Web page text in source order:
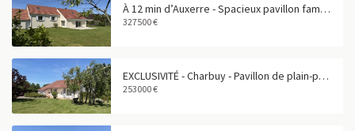
À 12 min d’Auxerre - Spacieux pavillon familial de 180 m²
327500 €
EXCLUSIVITÉ - Charbuy - Pavillon de plain-pied avec grand terrain
253000 €